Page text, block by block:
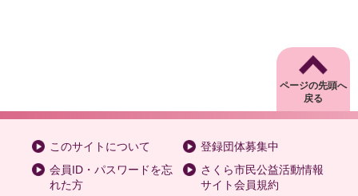
ページの先頭へ
戻る
このサイトについて
登録団体募集中
会員ID・パスワードを忘
れた方
さくら市民公益活動情報
サイト会員規約